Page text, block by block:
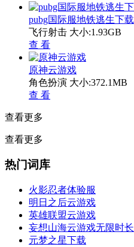
pubg国际服地铁逃生下载
飞行射击 大小:1.93GB
查 看
原神云游戏
角色扮演 大小:372.1MB
查 看
查看更多
查看更多
热门词库
火影忍者体验服
明日之后云游戏
英雄联盟云游戏
妄想山海云游戏无限时长
元梦之星下载